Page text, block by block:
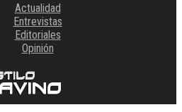
Actualidad
Entrevistas
Editoriales
Opinión